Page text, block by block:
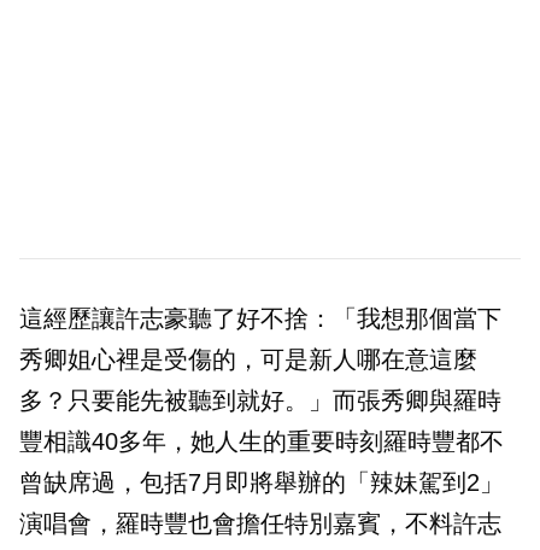
這經歷讓許志豪聽了好不捨：「我想那個當下
秀卿姐心裡是受傷的，可是新人哪在意這麼
多？只要能先被聽到就好。」而張秀卿與羅時
豐相識40多年，她人生的重要時刻羅時豐都不
曾缺席過，包括7月即將舉辦的「辣妹駕到2」
演唱會，羅時豐也會擔任特別嘉賓，不料許志